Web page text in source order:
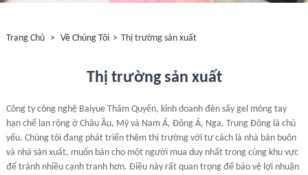
Trang Chủ > Về Chúng Tôi > Thị trường sản xuất
Thị trường sản xuất
Công ty công nghệ Baiyue Thâm Quyến, kinh doanh đèn sấy gel móng tay
hạn chế lan rộng ở Châu Âu, Mỹ và Nam Á, Đông Á, Nga, Trung Đông là chủ
yếu. Chúng tôi đang phát triển thêm thị trường với tư cách là nhà bán buôn
và nhà sản xuất, muốn bán cho một người mua duy nhất trong cùng khu vực
để tránh nhiều cạnh tranh hơn. Điều này rất quan trọng để bảo vệ lợi nhuận